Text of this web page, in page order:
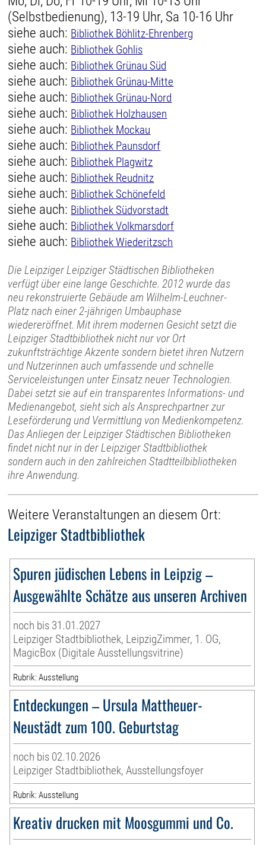
(Selbstbedienung), 13-19 Uhr, Sa 10-16 Uhr
siehe auch: Bibliothek Böhlitz-Ehrenberg
siehe auch: Bibliothek Gohlis
siehe auch: Bibliothek Grünau Süd
siehe auch: Bibliothek Grünau-Mitte
siehe auch: Bibliothek Grünau-Nord
siehe auch: Bibliothek Holzhausen
siehe auch: Bibliothek Mockau
siehe auch: Bibliothek Paunsdorf
siehe auch: Bibliothek Plagwitz
siehe auch: Bibliothek Reudnitz
siehe auch: Bibliothek Schönefeld
siehe auch: Bibliothek Südvorstadt
siehe auch: Bibliothek Volkmarsdorf
siehe auch: Bibliothek Wiederitzsch
Die Leipziger Leipziger Städtischen Bibliotheken
verfügt über eine lange Geschichte. 2012 wurde das
neu rekonstruierte Gebäude am Wilhelm-Leuchner-
Platz nach einer 2-jährigen Umbauphase
wiedereröffnet. Mit ihrem modernen Gesicht setzt die
Leipziger Stadtbibliothek nicht nur vor Ort
zukunftsträchtige Akzente sondern bietet ihren Nutzern
und Nutzerinnen auch umfassende und schnelle
Serviceleistungen unter Einsatz neuer Technologien.
Dabei setzt sie auf ein transparentes Informations- und
Medienangebot, sieht sich als Ansprechpartner zur
Leseförderung und Vermittlung von Medienkompetenz.
Das Anliegen der Leipziger Städtischen Bibliotheken
findet nicht nur in der Leipziger Stadtbibliothek
sondern auch in den zahlreichen Stadtteilbibliotheken
ihre Anwendung.
Weitere Veranstaltungen an diesem Ort:
Leipziger Stadtbibliothek
Spuren jüdischen Lebens in Leipzig –
Ausgewählte Schätze aus unseren Archiven
noch bis 31.01.2027
Leipziger Stadtbibliothek, LeipzigZimmer, 1. OG,
MagicBox (Digitale Ausstellungsvitrine)
Rubrik: Ausstellung
Entdeckungen – Ursula Mattheuer-
Neustädt zum 100. Geburtstag
noch bis 02.10.2026
Leipziger Stadtbibliothek, Ausstellungsfoyer
Rubrik: Ausstellung
Kreativ drucken mit Moosgummi und Co.